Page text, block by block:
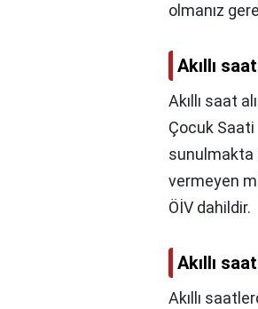
olmanız
Akıllı
Akıllı saat
Çocuk
sunulmakta
vermeyen
ÖİV dahildir.
Akıllı
Akıllı